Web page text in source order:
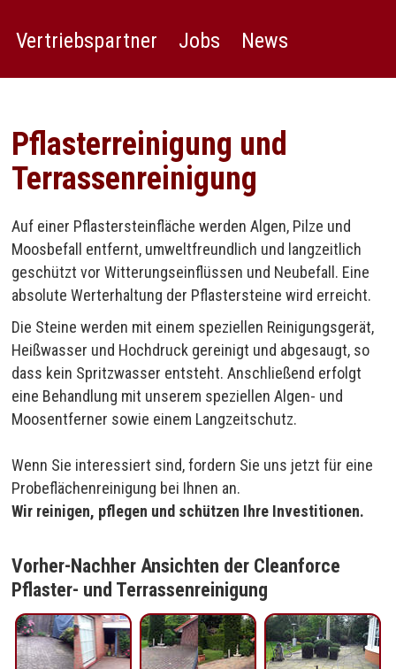
Vertriebspartner Jobs News
Pflasterreinigung und
Terrassenreinigung
Auf einer Pflastersteinfläche werden Algen, Pilze und
Moosbefall entfernt, umweltfreundlich und langzeitlich
geschützt vor Witterungseinflüssen und Neubefall. Eine
absolute Werterhaltung der Pflastersteine wird erreicht.
Die Steine werden mit einem speziellen Reinigungsgerät,
Heißwasser und Hochdruck gereinigt und abgesaugt, so
dass kein Spritzwasser entsteht. Anschließend erfolgt
eine Behandlung mit unserem speziellen Algen- und
Moosentferner sowie einem Langzeitschutz.
Wenn Sie interessiert sind, fordern Sie uns jetzt für eine
Probeflächenreinigung bei Ihnen an.
Wir reinigen, pflegen und schützen Ihre Investitionen.
Vorher-Nachher Ansichten der Cleanforce
Pflaster- und Terrassenreinigung